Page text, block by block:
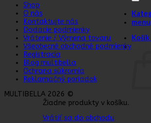
Shop
O nás
Kontaktujte nás
Dodacie podmienky
Vrátenie / Výmena tovaru
Všeobecné obchodné podmienky
Registracia
Blog multibella
Ochrana súkromia
Reklamačný poriadok
MULTIBELLA 2026 ©
menu
Košík
Žiadne produkty v košíku.
Vrátiť sa do obchodu